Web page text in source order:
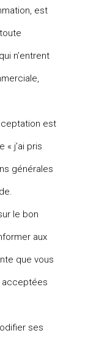
est
n’entrent
est
j’ai pris
générales
le bon
aux
que vous
acceptées
ses